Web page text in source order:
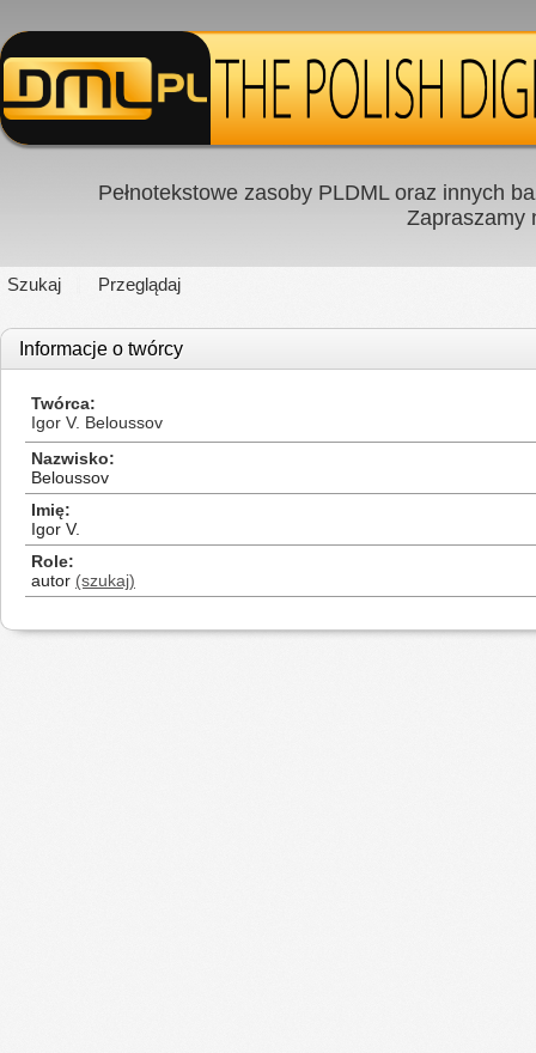
Pełnotekstowe zasoby PLDML oraz innych
Zapraszamy
Szukaj Przeglądaj
Informacje o twórcy
Twórca
Igor V. Beloussov
Nazwisko
Beloussov
Imię
Igor V.
Role
autor (szukaj)